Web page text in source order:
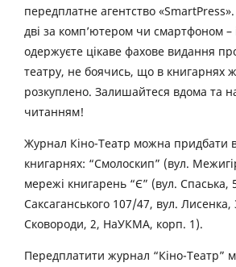
передплатне агентство
дві за комп’ютером чи смартфоном –
одержуєте цікаве фахове видання
театру, не боячись, що в книгарнях
розкуплено. Залишайтеся вдома та
читанням!
Журнал Кіно-Театр можна придбати в
книгарнях: “Смолоскип” (вул.
мережі книгарень “Є” (вул. Спаська,
Саксаганського 107/47, вул. Лисенка,
Сковороди, 2, НаУКМА, корп. 1).
Передплатити журнал “Кіно-Театр”